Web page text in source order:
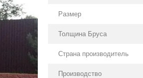
Размер
Толщина Бруса
Страна производитель
Производство